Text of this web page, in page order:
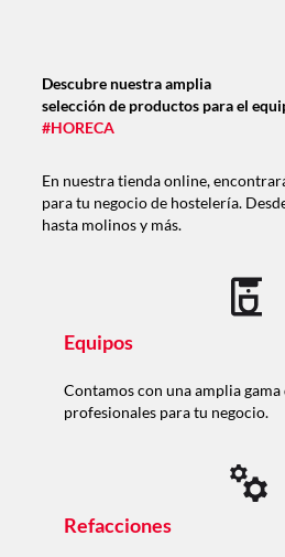
Descubre nuestra amplia
selección de productos para el
#HORECA
En nuestra tienda online,
para tu negocio de hostelería.
hasta molinos y más.
Equipos
Contamos con una amplia gama
profesionales para tu negocio.
Refacciones